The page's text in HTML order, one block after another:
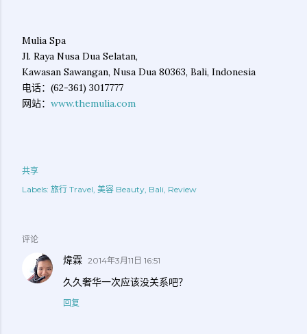
Mulia Spa
Jl. Raya Nusa Dua Selatan,
Kawasan Sawangan, Nusa Dua 80363, Bali, Indonesia
电话：(62-361) 3017777
网站： www.themulia.com
共享
Labels: 旅行 Travel 美容 Beauty Bali Review
评论
煒霖 2014年3月11日 16:51
久久奢华一次应该没关系吧？
回复